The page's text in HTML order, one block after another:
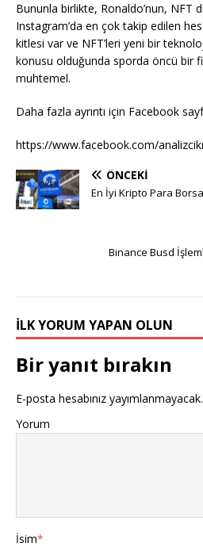
Bununla birlikte, Ronaldo’nun, NFT
Instagram’da en çok takip edilen
kitlesi var ve NFT’leri yeni bir
konusu olduğunda sporda öncü bir
muhtemel.
Daha fazla ayrıntı için Facebook
https://www.facebook.com/
ÖNCEKI
En İyi Kripto Para
Binance Busd
İLK YORUM YAPAN OLUN
Bir yanıt bırakın
E-posta hesabınız yayımlanmayacak.
Yorum
İsim*